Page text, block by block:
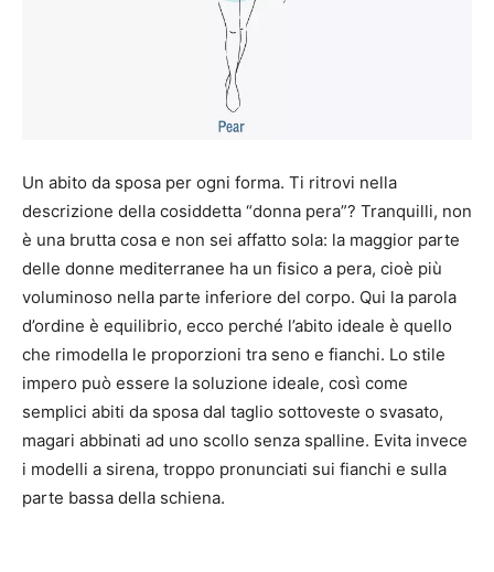
Un abito da sposa per ogni forma. Ti ritrovi nella
descrizione della cosiddetta “donna pera”? Tranquilli, non
è una brutta cosa e non sei affatto sola: la maggior parte
delle donne mediterranee ha un fisico a pera, cioè più
voluminoso nella parte inferiore del corpo. Qui la parola
d’ordine è equilibrio, ecco perché l’abito ideale è quello
che rimodella le proporzioni tra seno e fianchi. Lo stile
impero può essere la soluzione ideale, così come
semplici abiti da sposa dal taglio sottoveste o svasato,
magari abbinati ad uno scollo senza spalline. Evita invece
i modelli a sirena, troppo pronunciati sui fianchi e sulla
parte bassa della schiena.